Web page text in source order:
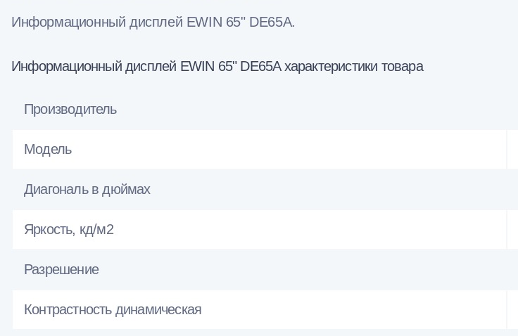
Информационный дисплей EWIN 65" DE65A.
Информационный дисплей EWIN 65" DE65A характеристики товара
Производитель
Модель
Диагональ в дюймах
Яркость, кд/м2
Разрешение
Контрастность динамическая